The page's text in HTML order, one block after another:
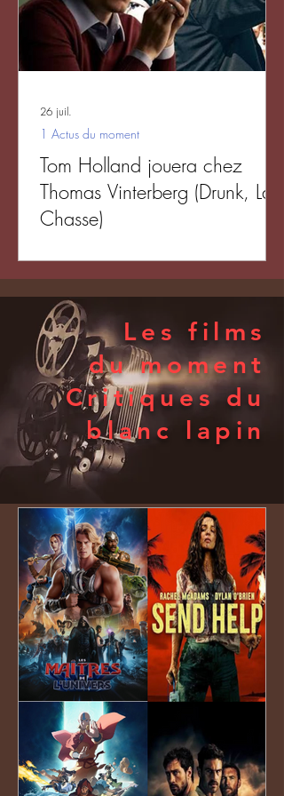
Tom Holland jouera chez
Thomas Vinterberg (Drunk, La
Chasse)
1 Actus du moment
26 juil.
Les films
du moment
Critiques du
blanc lapin